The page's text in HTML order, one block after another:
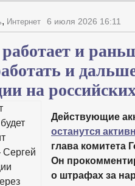
, Интернет 6 июля 2026 16:11
и
и
на
Действующие
останутся
глава комитета
Он
о штрафах за